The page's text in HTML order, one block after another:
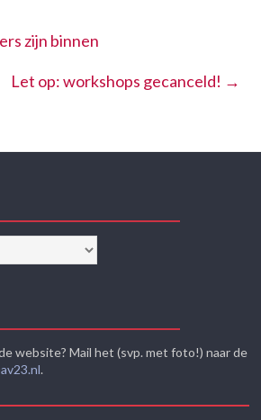
zijn binnen
Let op: workshops gecanceld! →
website? Mail het (svp. met foto!) naar de
.